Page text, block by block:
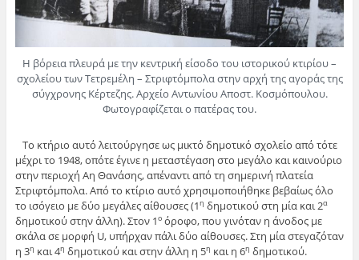
Η βόρεια πλευρά με την κεντρική είσοδο του ιστορικού κτιρίου –
σχολείου των Τετρεμέλη – Στριφτόμπολα στην αρχή της αγοράς της
σύγχρονης Κέρτεζης. Αρχείο Αντωνίου Αποστ. Κοσμόπουλου.
Φωτογραφίζεται ο πατέρας του.
Το κτήριο αυτό λειτούργησε ως μικτό δημοτικό σχολείο από τότε
μέχρι το 1948, οπότε έγινε η μεταστέγαση στο μεγάλο και καινούριο
στην περιοχή Αη Θανάσης, απέναντι από τη σημερινή πλατεία
Στριφτόμπολα. Από το κτίριο αυτό χρησιμοποιήθηκε βεβαίως όλο
το ισόγειο με δύο μεγάλες αίθουσες (1η δημοτικού στη μία και 2α
δημοτικού στην άλλη). Στον 1οόροφο, που γινόταν η άνοδος με
σκάλα σε μορφή U, υπήρχαν πάλι δύο αίθουσες. Στη μία στεγαζόταν
η 3η και 4η δημοτικού και στην άλλη η 5η και η 6η δημοτικού.